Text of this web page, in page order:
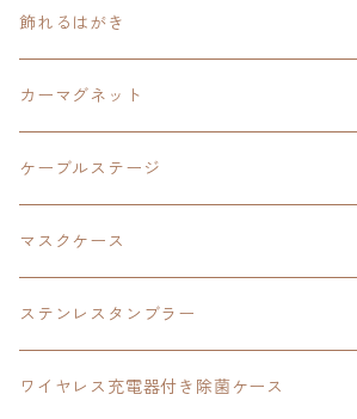
ダブルアクリルキーチェーン
カードサイズスピーカー
イースⅩ
東亰ザナドゥeX+
極厚アクリルキーチェーン
オーロラアクリルスタンド
イースvs空の軌跡
軌跡シリーズ20周年
界の軌跡
アクリルマグネット
空の軌跡1st
黎の軌跡Ⅱ
空の軌跡1st
界の軌跡
ウルトラマン
タツノコプロ
ドラえもん
創の軌跡
黎の軌跡
黎の軌跡Ⅱ
界の軌跡
碧の軌跡：改
創の軌跡
閃の軌跡
閃の軌跡Ⅳ
零の軌跡：改
碧の軌跡：改
創の軌跡
40周年記念
置くだけスピーカー
碧の軌跡：改
創の軌跡
バイブレーションスピーカー
軌跡シリーズ15周年
創の軌跡
飾れるはがき
閃の軌跡Ⅳ
イースⅨ
創の軌跡
カーマグネット
軌跡シリーズ
ケーブルステージ
閃の軌跡Ⅲ
創の軌跡
マスクケース
創の軌跡
ステンレスタンブラー
ワイヤレス充電器付き除菌ケース